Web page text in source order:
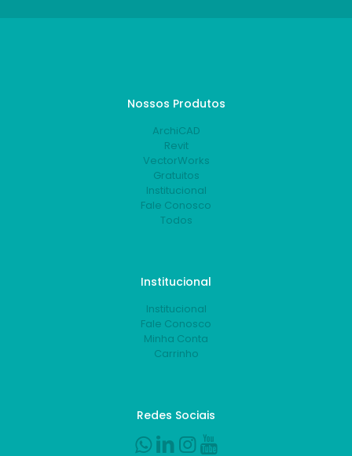
Nossos Produtos
ArchiCAD
Revit
VectorWorks
Gratuitos
Institucional
Fale Conosco
Todos
Institucional
Institucional
Fale Conosco
Minha Conta
Carrinho
Redes Sociais